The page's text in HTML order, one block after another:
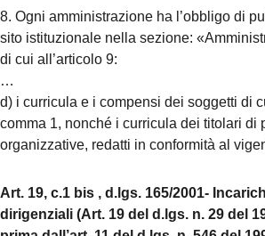
8. Ogni amministrazione ha l’obbligo di
sito istituzionale nella sezione:
di cui all’articolo 9:
…
d) i curricula e i compensi dei soggetti di
comma 1, nonché i curricula dei titolari di
organizzative, redatti in conformità al
Art. 19, c.1 bis , d.lgs. 165/2001-
dirigenziali (Art. 19 del d.lgs. n. 29 del